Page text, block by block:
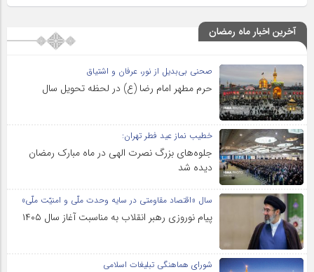
آخرین اخبار ماه رمضان
صحنی بی‌بدیل از نور، عرفان و اشتیاق
حرم مطهر امام رضا (ع) در لحظه تحویل سال
خطیب نماز عید فطر تهران:
جلوه‌های بزرگ نصرت الهی در ماه مبارک رمضان
دیده شد
سال «اقتصاد مقاومتی در سایه وحدت ملّی و امنیّت ملّی»
پیام نوروزی رهبر انقلاب به مناسبت آغاز سال ۱۴۰۵
شورای هماهنگی تبلیغات اسلامی